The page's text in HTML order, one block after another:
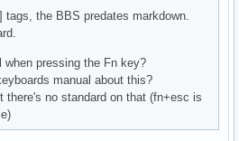
type 1 (EV_KEY), code 114
--------------
type 4 (EV_MSC), code 4
type 1 (EV_KEY),
--------------
type 4 (EV_MSC), code 4
] tags, the BBS predates markdown.
pressing the Fn key?
manual about this?
there's no standard on that (fn+esc is